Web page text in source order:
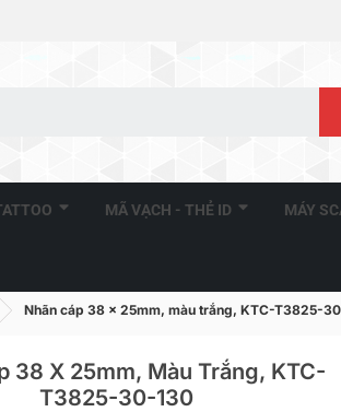
MÃ VẠCH - THẺ ID MÁY
Nhãn cáp 38 x 25mm, màu trắng, KTC-T3825-
38 X 25mm, Màu Trắng, KTC-
T3825-30-130